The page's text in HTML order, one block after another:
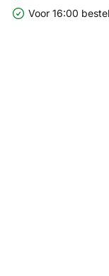
Voor 16:00